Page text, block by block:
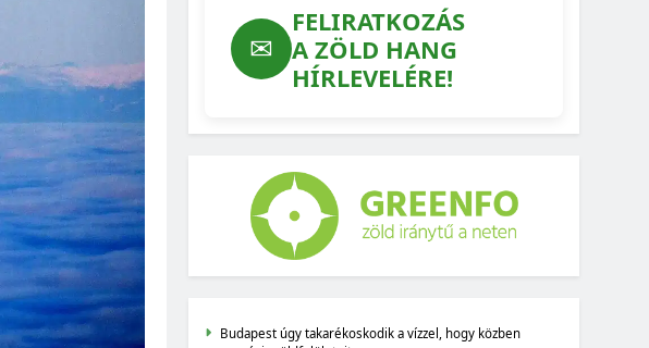
✉
FELIRATKOZÁS
A ZÖLD HANG
HÍRLEVELÉRE!
Budapest úgy takarékoskodik a vízzel, hogy közben